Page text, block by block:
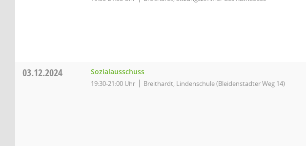
03.12.2024 Sozialausschuss
19:30-21:00 Uhr Breithardt, Lindenschule (Bleidenstadter Weg 14)